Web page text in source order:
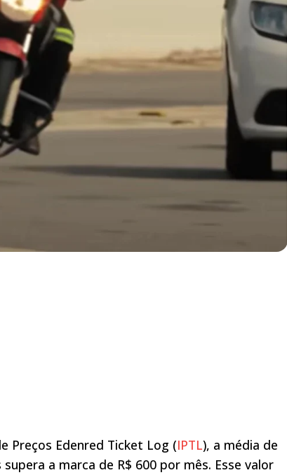
Preços Edenred Ticket Log (IPTL), a média de
a marca de R$ 600 por mês. Esse valor